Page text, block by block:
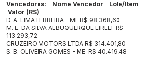
Vencedores: Nome Vencedor Lote/Item
Valor (R$)
D. A. LIMA FERREIRA - ME R$ 98.368,60
M. E. DA SILVA ALBUQUERQUE EIRELI R$
113.293,72
CRUZEIRO MOTORS LTDA R$ 314.401,80
S. B. OLIVEIRA GOMES - ME R$ 40.419,48